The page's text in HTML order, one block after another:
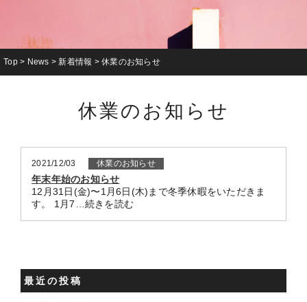
Top> News >新着情報 > 休業のお知らせ
休業のお知らせ
2021/12/03 休業のお知らせ
年末年始のお知らせ
12月31日(金)〜1月6日(木)まで冬季休暇をいただきま
す。 1月7…続きを読む
最近の投稿